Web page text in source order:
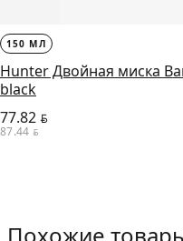
150 МЛ
Hunter Двойная миска
black
77.82 BYN
87.44 BYN